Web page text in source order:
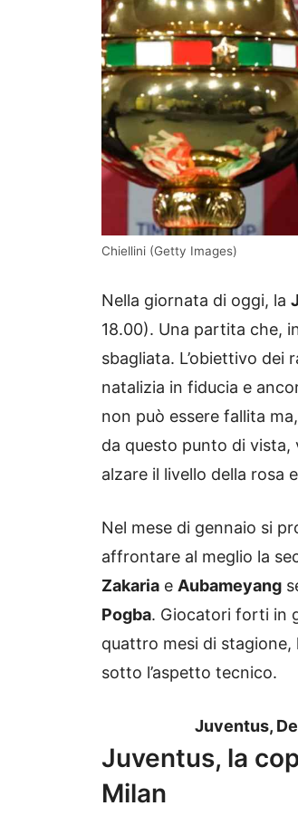
Chiellini (Getty Images)
Nella giornata di oggi, la
18.00). Una partita che,
sbagliata. L’obiettivo dei
natalizia in fiducia e
non può essere fallita
da questo punto di
alzare il livello della rosa
Nel mese di gennaio si
affrontare al meglio la
Zakaria e Aubameyang
Pogba. Giocatori forti in
quattro mesi di
sotto l’aspetto tecnico.
Juventus,
Juventus, la
Milan